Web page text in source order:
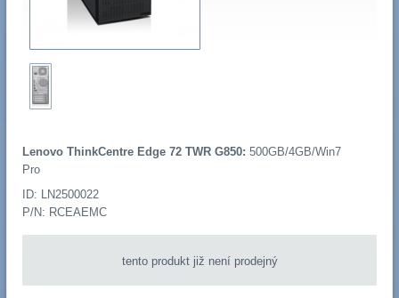
Lenovo ThinkCentre Edge 72 TWR G850: 500GB/4GB/Win7
Pro
ID: LN2500022
P/N: RCEAEMC
tento produkt již není prodejný